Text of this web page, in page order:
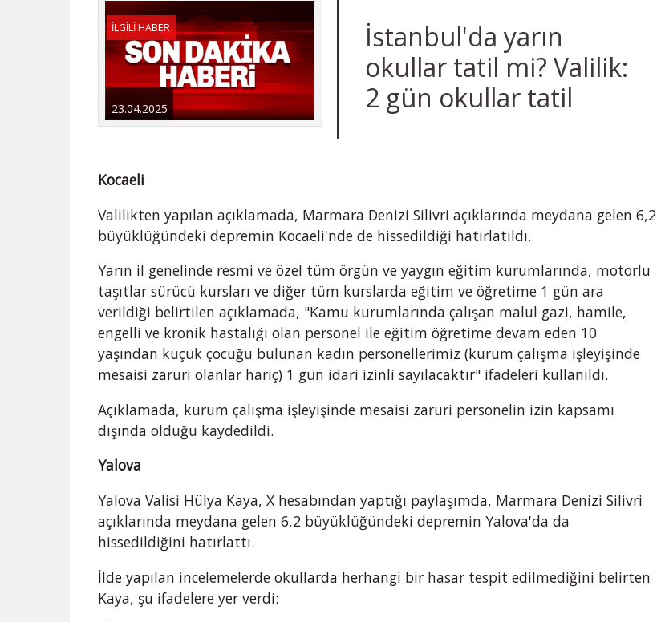
23.04.2025
İstanbul'da yarın
okullar tatil mi? Valilik:
2 gün okullar tatil
İLGİLİ HABER
Kocaeli
Valilikten yapılan açıklamada, Marmara Denizi Silivri açıklarında meydana gelen 6,2
büyüklüğündeki depremin Kocaeli'nde de hissedildiği hatırlatıldı.
Yarın il genelinde resmi ve özel tüm örgün ve yaygın eğitim kurumlarında, motorlu
taşıtlar sürücü kursları ve diğer tüm kurslarda eğitim ve öğretime 1 gün ara
verildiği belirtilen açıklamada, "Kamu kurumlarında çalışan malul gazi, hamile,
engelli ve kronik hastalığı olan personel ile eğitim öğretime devam eden 10
yaşından küçük çocuğu bulunan kadın personellerimiz (kurum çalışma işleyişinde
mesaisi zaruri olanlar hariç) 1 gün idari izinli sayılacaktır" ifadeleri kullanıldı.
Açıklamada, kurum çalışma işleyişinde mesaisi zaruri personelin izin kapsamı
dışında olduğu kaydedildi.
Yalova
Yalova Valisi Hülya Kaya, X hesabından yaptığı paylaşımda, Marmara Denizi Silivri
açıklarında meydana gelen 6,2 büyüklüğündeki depremin Yalova'da da
hissedildiğini hatırlattı.
İlde yapılan incelemelerde okullarda herhangi bir hasar tespit edilmediğini belirten
Kaya, şu ifadelere yer verdi: